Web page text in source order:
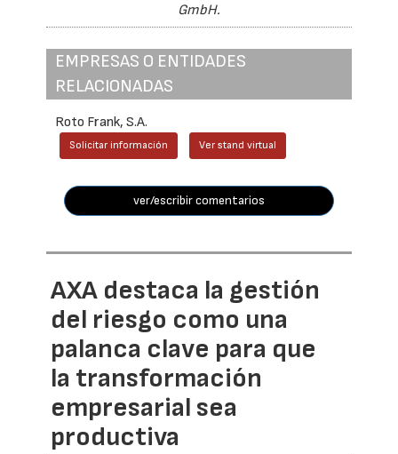
GmbH.
EMPRESAS O ENTIDADES
RELACIONADAS
Roto Frank, S.A.
Solicitar información Ver stand virtual
ver/escribir comentarios
AXA destaca la gestión
del riesgo como una
palanca clave para que
la transformación
empresarial sea
productiva